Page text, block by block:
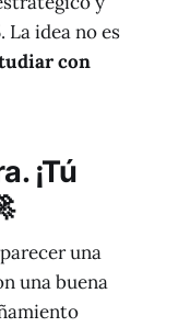
idea no es
con
¡Tú
una
una buena